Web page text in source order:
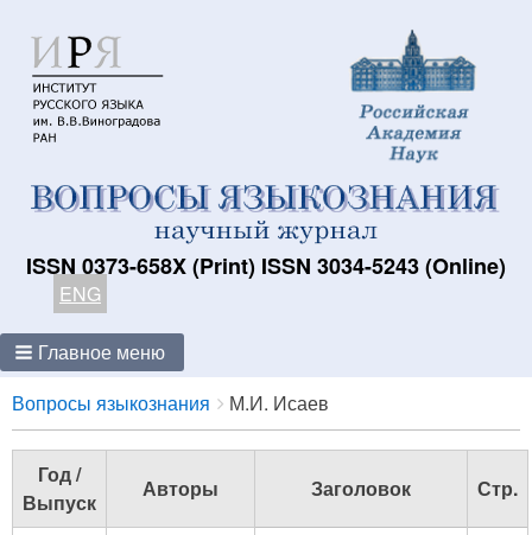
ISSN 0373-658X (Print) ISSN 3034-5243 (Online)
ENG
Главное меню
Breadcrumbs
You
are
here:
Вопросы языкознания М.И. Исаев
Год /
Выпуск
Авторы Заголовок Стр.